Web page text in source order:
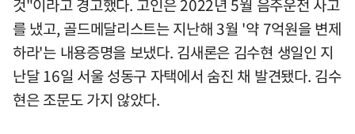
를 냈고, 골드메달리스트는 지난해 3월 '약 7억원을 변제
하라'는 내용증명을 보냈다. 김새론은 김수현 생일인 지
난달 16일 서울 성동구 자택에서 숨진 채 발견됐다. 김수
현은 조문도 가지 않았다.